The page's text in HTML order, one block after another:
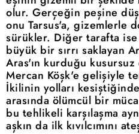
olur. Gerçeğin peşine
onu Tarsus'a, gizemlerle
sürükler. Diğer tarafta
büyük bir sırrı saklayan
Aras'ın kurduğu
Mercan Köşk'e gelişiyle
İkilinin yolları
arasında ölümcül bir
bu tehlikeli karşılaşma
aşkın da ilk kıvılcımını